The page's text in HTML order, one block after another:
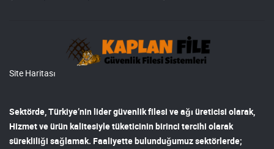
Site Haritası
Sektörde, Türkiye’nin lidergüvenlik filesi ve ağı üreticisi olarak,
Hizmet ve ürün kalitesiyle tüketicinin birinci tercihi olarak
sürekliliği sağlamak. Faaliyette bulunduğumuz sektörlerde;